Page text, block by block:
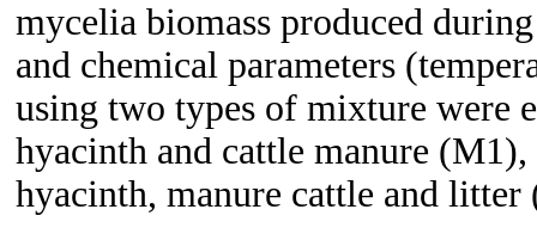
mycelia biomass produced
and chemical parameters
using two types of mixture were
hyacinth and cattle manure
hyacinth, manure cattle and litter